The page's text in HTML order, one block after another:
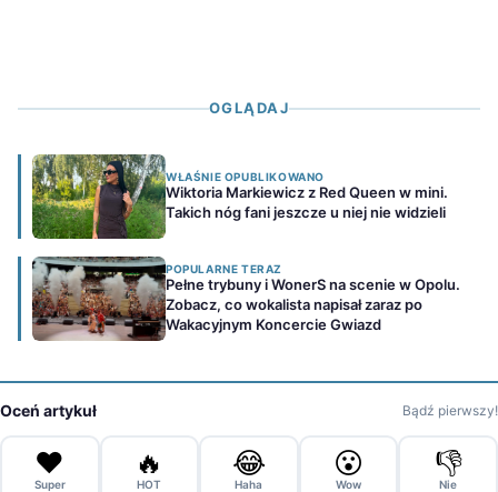
OGLĄDAJ
WŁAŚNIE OPUBLIKOWANO
Wiktoria Markiewicz z Red Queen w mini.
Takich nóg fani jeszcze u niej nie widzieli
POPULARNE TERAZ
Pełne trybuny i WonerS na scenie w Opolu.
Zobacz, co wokalista napisał zaraz po
Wakacyjnym Koncercie Gwiazd
Oceń artykuł Bądź pierwszy!
❤️
Super
🔥
HOT
😂
Haha
😮
Wow
👎
Nie